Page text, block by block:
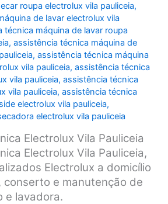
roupa electrolux vila pauliceia,
de lavar electrolux vila
técnica máquina de lavar roupa
,assistência técnica máquina de
,assistência técnica máquina
vila pauliceia,assistência técnica
vila pauliceia,assistência técnica
vila pauliceia,assistência técnica
electrolux vila pauliceia,
electrolux vila pauliceia
Electrolux Vila Pauliceia
Electrolux Vila Pauliceia,
Electrolux a domicílio
conserto e manutenção de
e lavadora.